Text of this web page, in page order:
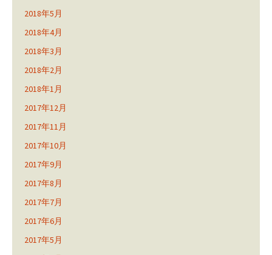
2018年5月
2018年4月
2018年3月
2018年2月
2018年1月
2017年12月
2017年11月
2017年10月
2017年9月
2017年8月
2017年7月
2017年6月
2017年5月